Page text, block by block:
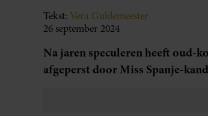
Tekst: Vera Guldemeester
26 september 2024
Na jaren speculeren heeft oud-
afgeperst door Miss Spanje-